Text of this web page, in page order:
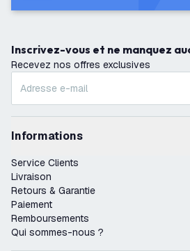
Inscrivez-vous et ne manquez
Recevez nos offres exclusives
Informations
Service Clients
Livraison
Retours & Garantie
Paiement
Remboursements
Qui sommes-nous ?